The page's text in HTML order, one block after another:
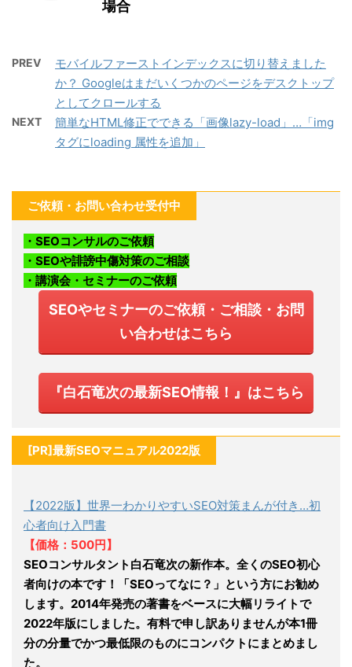
場合
PREV
モバイルファーストインデックスに切り替えました
か？ Googleはまだいくつかのページをデスクトップ
としてクロールする
NEXT
簡単なHTML修正でできる「画像lazy-load」…「img
タグにloading 属性を追加」
ご依頼・お問い合わせ受付中
・SEOコンサルのご依頼
・SEOや誹謗中傷対策のご相談
・講演会・セミナーのご依頼
SEOやセミナーのご依頼・ご相談・お問
い合わせはこちら
『白石竜次の最新SEO情報！』はこちら
[PR]最新SEOマニュアル2022版
【2022版】世界一わかりやすいSEO対策まんが付き…初
心者向け入門書
【価格：500円】
SEOコンサルタント白石竜次の新作本。全くのSEO初心
者向けの本です！「SEOってなに？」という方にお勧め
します。2014年発売の著書をベースに大幅リライトで
2022年版にしました。有料で申し訳ありませんが本1冊
分の分量でかつ最低限のものにコンパクトにまとめまし
た。